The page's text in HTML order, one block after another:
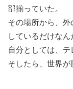
部揃っていた。
その場所から、
しているだけなん
自分としては、テ
そしたら、世界